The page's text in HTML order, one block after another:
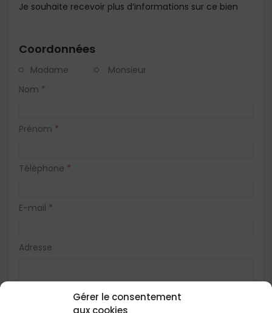
Gérer le consentement
aux cookies
Je souhaite recevoir plus d’informations sur ce bien
Coordonnées
Madame
Monsieur
Nom *
Prénom *
Téléphone *
E-mail *
Adresse
*